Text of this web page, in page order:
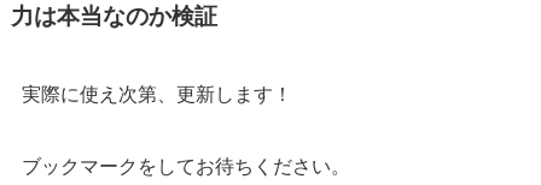
力は本当なのか検証
実際に使え次第、更新します！
ブックマークをしてお待ちください。